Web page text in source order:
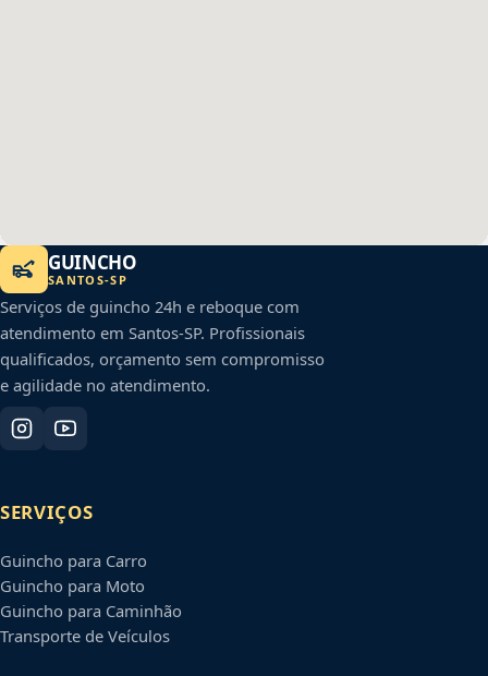
GUINCHO
SANTOS-SP
Serviços de guincho 24h e reboque com
atendimento em Santos-SP. Profissionais
qualificados, orçamento sem compromisso
e agilidade no atendimento.
SERVIÇOS
Guincho para Carro
Guincho para Moto
Guincho para Caminhão
Transporte de Veículos